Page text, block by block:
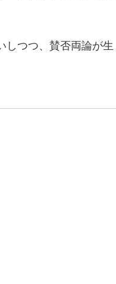
しつつ、賛否両論が生